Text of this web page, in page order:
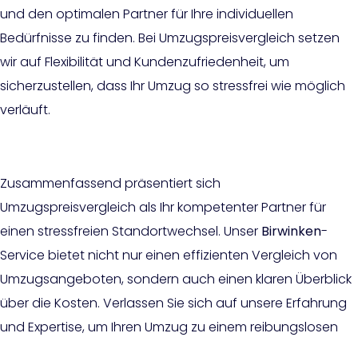
und den optimalen Partner für Ihre individuellen
Bedürfnisse zu finden. Bei Umzugspreisvergleich setzen
wir auf Flexibilität und Kundenzufriedenheit, um
sicherzustellen, dass Ihr Umzug so stressfrei wie möglich
verläuft.
Zusammenfassend präsentiert sich
Umzugspreisvergleich als Ihr kompetenter Partner für
einen stressfreien Standortwechsel. Unser Birwinken-
Service bietet nicht nur einen effizienten Vergleich von
Umzugsangeboten, sondern auch einen klaren Überblick
über die Kosten. Verlassen Sie sich auf unsere Erfahrung
und Expertise, um Ihren Umzug zu einem reibungslosen